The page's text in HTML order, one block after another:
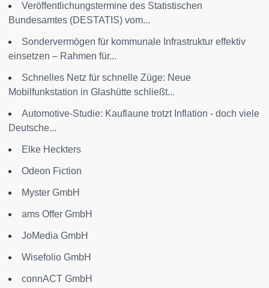
Veröffentlichungstermine des Statistischen
Bundesamtes (DESTATIS) vom...
Sondervermögen für kommunale Infrastruktur effektiv
einsetzen – Rahmen für...
Schnelles Netz für schnelle Züge: Neue
Mobilfunkstation in Glashütte schließt...
Automotive-Studie: Kauflaune trotzt Inflation - doch viele
Deutsche...
Elke Heckters
Odeon Fiction
Myster GmbH
ams Offer GmbH
JoMedia GmbH
Wisefolio GmbH
connACT GmbH